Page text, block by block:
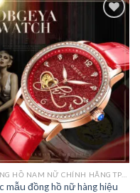
Add to
wishlist
mẫu đồng hồ nữ hàng hiệu